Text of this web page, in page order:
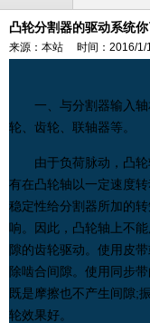
凸轮分割器的驱动系统
来源：本站 时间：2016/1/
一、与分割器输入
轮、 齿轮 联轴器等。
由于负荷脉动，凸
有在凸轮轴以一定速度
稳定性给分割器所加的
响。因此，凸轮轴上不
隙的齿轮驱动。使用皮
除啮合间隙。使用同步
既是摩擦也不产生间隙;
轮效果好。